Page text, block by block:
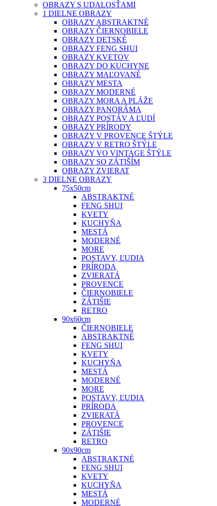
OBRAZY S UDALOSŤAMI
1 DIELNE OBRAZY
OBRAZY ABSTRAKTNÉ
OBRAZY ČIERNOBIELE
OBRAZY DETSKÉ
OBRAZY FENG SHUI
OBRAZY KVETOV
OBRAZY DO KUCHYNE
OBRAZY MAĽOVANÉ
OBRAZY MESTA
OBRAZY MODERNÉ
OBRAZY MORA A PLÁŽE
OBRAZY PANORÁMA
OBRAZY POSTÁV A ĽUDÍ
OBRAZY PRÍRODY
OBRAZY V PROVENCE ŠTÝLE
OBRAZY V RETRO ŠTÝLE
OBRAZY VO VINTAGE ŠTÝLE
OBRAZY SO ZÁTIŠÍM
OBRAZY ZVIERAT
3 DIELNE OBRAZY
75x50cm
ABSTRAKTNÉ
FENG SHUI
KVETY
KUCHYŇA
MESTÁ
MODERNÉ
MORE
POSTAVY, ĽUDIA
PRÍRODA
ZVIERATÁ
PROVENCE
ČIERNOBIELE
ZÁTIŠIE
RETRO
90x60cm
ČIERNOBIELE
ABSTRAKTNÉ
FENG SHUI
KVETY
KUCHYŇA
MESTÁ
MODERNÉ
MORE
POSTAVY, ĽUDIA
PRÍRODA
ZVIERATÁ
PROVENCE
ZÁTIŠIE
RETRO
90x90cm
ABSTRAKTNÉ
FENG SHUI
KVETY
KUCHYŇA
MESTÁ
MODERNÉ